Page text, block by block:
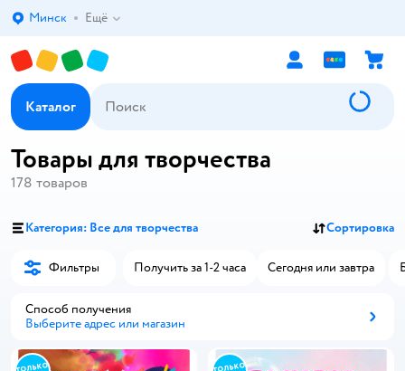
Выбор адреса доставки.
Минск Ещё
Каталог
Товары для творчества
178 товаров
Категория: Все для творчества Сортировка
Фильтры Получить за 1-2 часа Сегодня или завтра
Способ получения
Выберите адрес или магазин